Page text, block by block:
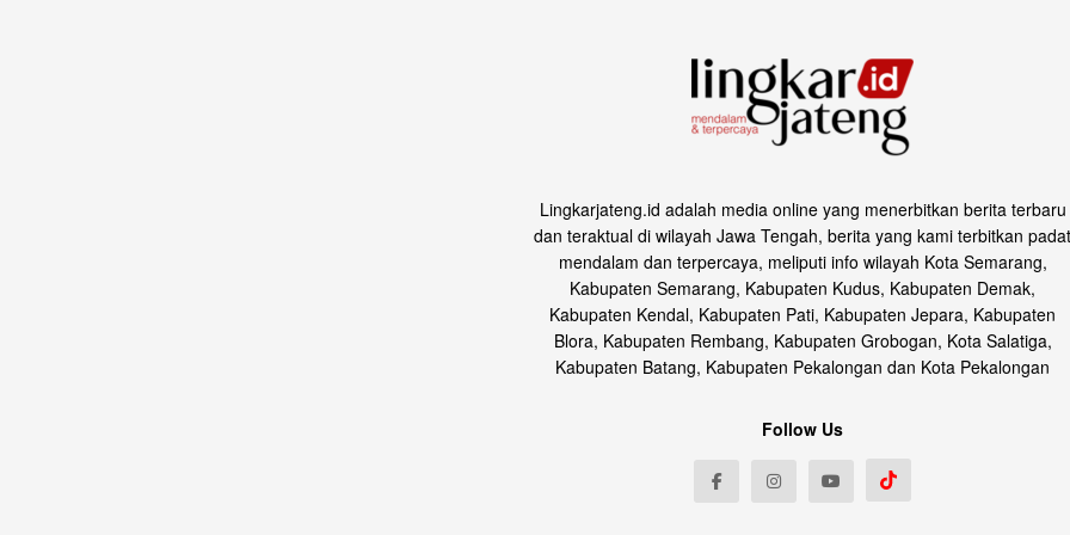
Lingkarjateng.id adalah media online yang menerbitkan berita terbaru
dan teraktual di wilayah Jawa Tengah, berita yang kami terbitkan padat
mendalam dan terpercaya, meliputi info wilayah Kota Semarang,
Kabupaten Semarang, Kabupaten Kudus, Kabupaten Demak,
Kabupaten Kendal, Kabupaten Pati, Kabupaten Jepara, Kabupaten
Blora, Kabupaten Rembang, Kabupaten Grobogan, Kota Salatiga,
Kabupaten Batang, Kabupaten Pekalongan dan Kota Pekalongan
Follow Us